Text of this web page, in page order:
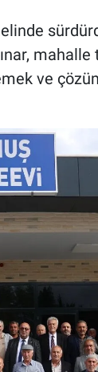
mahalle
ve